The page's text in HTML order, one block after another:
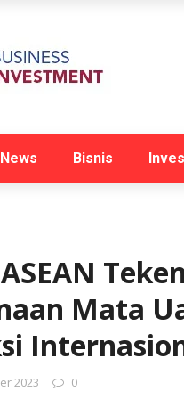
News Bisnis
Mata
2023 0